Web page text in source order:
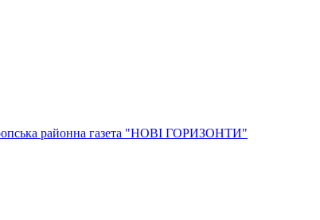
районна газета "НОВІ ГОРИЗОНТИ"